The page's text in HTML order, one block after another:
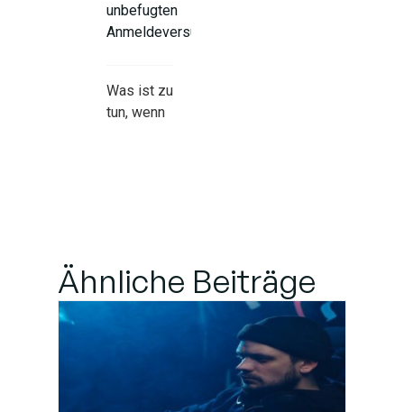
unbefugten
Anmeldeversuch
Was ist zu
tun, wenn
So verhindern Sie
zukünftige
Professionelle IT-
Ähnliche Beiträge